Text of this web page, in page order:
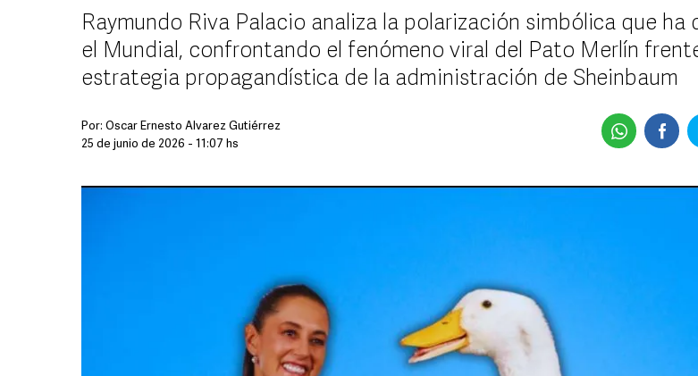
Raymundo Riva Palacio analiza la polarización simbólica que ha
el Mundial, confrontando el fenómeno viral del Pato Merlín
estrategia propagandística de la administración de Sheinbaum
Por: Óscar Ernesto Álvarez Gutiérrez
25 de junio de 2026 - 11:07 hs